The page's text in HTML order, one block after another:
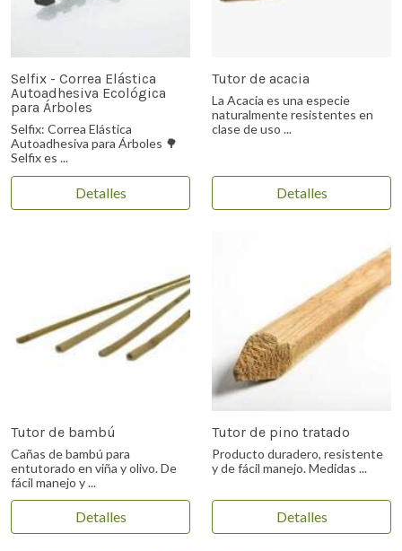
Selfix - Correa Elástica
Autoadhesiva Ecológica
para Árboles
Selfix: Correa Elástica
Autoadhesiva para Árboles 🌳
Selfix es ...
Detalles
Tutor de acacia
La Acacia es una especie
naturalmente resistentes en
clase de uso ...
Detalles
Tutor de bambú
Cañas de bambú para
entutorado en viña y olivo. De
fácil manejo y ...
Detalles
Tutor de pino tratado
Producto duradero, resistente
y de fácil manejo. Medidas ...
Detalles